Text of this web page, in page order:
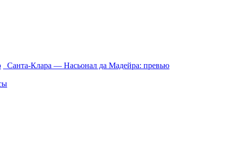
Санта-Клара — Насьонал да Мадейра: превью